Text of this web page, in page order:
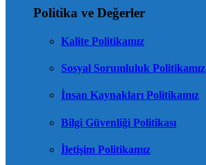
Politika ve Değerler
Kalite Politikamız
Sosyal Sorumluluk Politikamız
İnsan Kaynakları Politikamız
Bilgi Güvenliği Politikası
İletişim Politikamız